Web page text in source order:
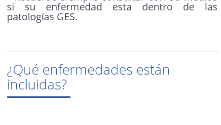
si su enfermedad esta dentro de las
patologías GES.
¿Qué enfermedades están
incluidas?